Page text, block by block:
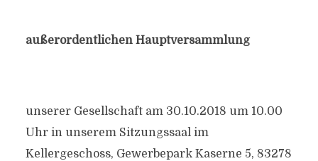
außerordentlichen Hauptversammlung
unserer Gesellschaft am 30.10.2018 um 10.00
Uhr in unserem Sitzungssaal im
Kellergeschoss, Gewerbepark Kaserne 5, 83278